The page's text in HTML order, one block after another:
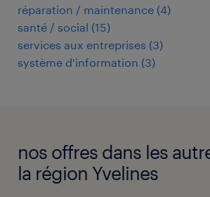
réparation / maintenance (4)
santé / social (15)
services aux entreprises (3)
système d'information (3)
nos offres dans les
la région Yvelines